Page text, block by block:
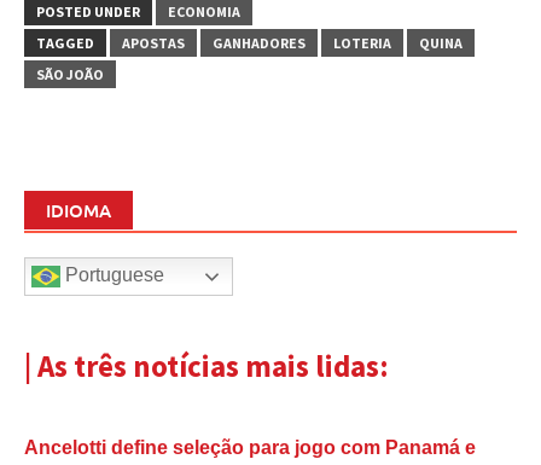
POSTED UNDER
ECONOMIA
TAGGED
APOSTAS GANHADORES LOTERIA
QUINA
SÃO JOÃO
IDIOMA
Portuguese
| As três notícias mais lidas:
Ancelotti define seleção para jogo com Panamá e